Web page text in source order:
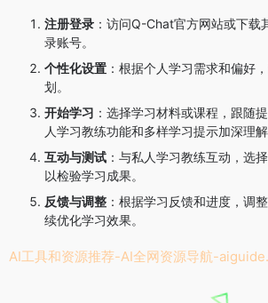
注册登录 ：访问Q-Chat官方网站或下载
录账号。
个性化设置 ：根据个人学习需求和偏好
划。
开始学习 ：选择学习材料或课程，跟随
人学习教练功能和多样学习提示加深理解
互动与测试 ：与私人学习教练互动，选
以检验学习成果。
反馈与调整 ：根据学习反馈和进度，调
续优化学习效果。
AI工具和资源推荐-AI全网资源导航-